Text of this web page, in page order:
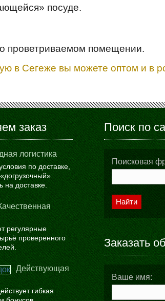
посуде.
проветриваемом помещении.
в Сегеже вы можете оптом и в
заказ
логистика
по доставке,
на доставке.
регулярные
проверенного
Действующая
гибкая
Поиск по
Поисковая
Найти
Заказать
Ваше имя: